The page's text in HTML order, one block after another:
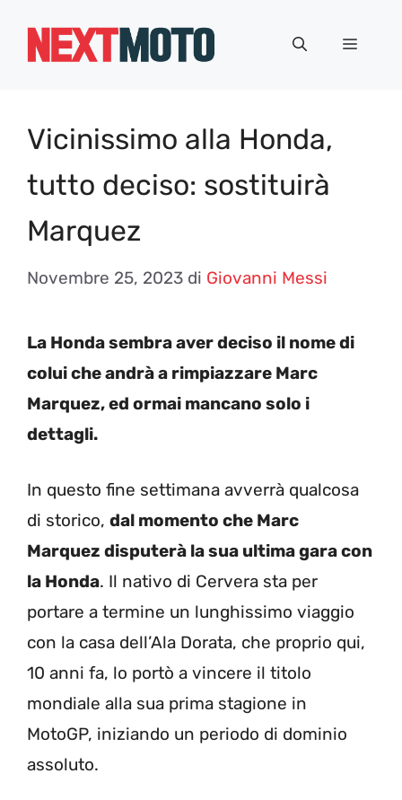
Menu
Vicinissimo alla Honda,
tutto deciso: sostituirà
Marquez
Novembre 25, 2023 di Giovanni Messi
La Honda sembra aver deciso il nome di
colui che andrà a rimpiazzare Marc
Marquez, ed ormai mancano solo i
dettagli.
In questo fine settimana avverrà qualcosa
di storico, dal momento che Marc
Marquez disputerà la sua ultima gara con
la Honda. Il nativo di Cervera sta per
portare a termine un lunghissimo viaggio
con la casa dell’Ala Dorata, che proprio qui,
10 anni fa, lo portò a vincere il titolo
mondiale alla sua prima stagione in
MotoGP, iniziando un periodo di dominio
assoluto.